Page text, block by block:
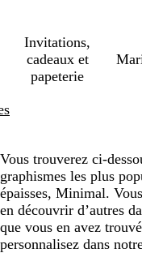
Invitations,
cadeaux et
papeterie
Vous trouverez ci-
graphismes les plus
épaisses, Minimal.
en découvrir d’autres
que vous en avez
personnalisez dans